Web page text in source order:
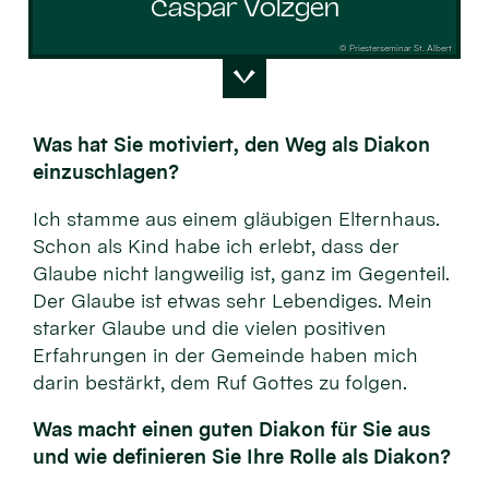
Caspar Völzgen
© Priesterseminar St. Albert
Was hat Sie motiviert, den Weg als Diakon
einzuschlagen?
Ich stamme aus einem gläubigen Elternhaus.
Schon als Kind habe ich erlebt, dass der
Glaube nicht langweilig ist, ganz im Gegenteil.
Der Glaube ist etwas sehr Lebendiges. Mein
starker Glaube und die vielen positiven
Erfahrungen in der Gemeinde haben mich
darin bestärkt, dem Ruf Gottes zu folgen.
Was macht einen guten Diakon für Sie aus
und wie definieren Sie Ihre Rolle als Diakon?